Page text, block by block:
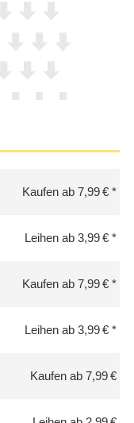
Kaufen ab 7,99 €
Leihen ab 3,99 €
Kaufen ab 7,99 €
Leihen ab 3,99 €
Kaufen ab 7,99 €